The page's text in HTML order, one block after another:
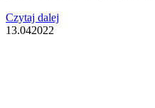
Czytaj dalej
13.042022